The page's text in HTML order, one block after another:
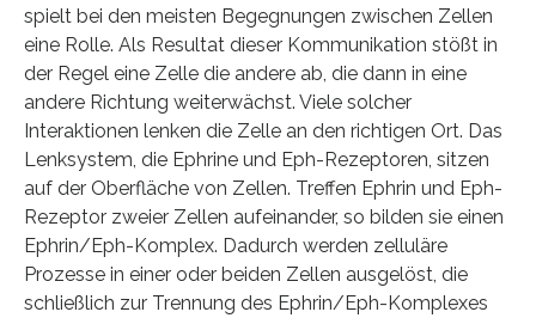
spielt bei den meisten Begegnungen zwischen Zellen
eine Rolle. Als Resultat dieser Kommunikation stößt in
der Regel eine Zelle die andere ab, die dann in eine
andere Richtung weiterwächst. Viele solcher
Interaktionen lenken die Zelle an den richtigen Ort. Das
Lenksystem, die Ephrine und Eph-Rezeptoren, sitzen
auf der Oberfläche von Zellen. Treffen Ephrin und Eph-
Rezeptor zweier Zellen aufeinander, so bilden sie einen
Ephrin/Eph-Komplex. Dadurch werden zelluläre
Prozesse in einer oder beiden Zellen ausgelöst, die
schließlich zur Trennung des Ephrin/Eph-Komplexes